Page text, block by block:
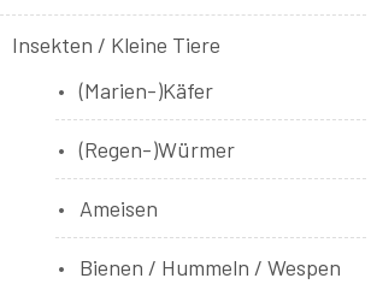
Insekten / Kleine Tiere
(Marien-)Käfer
(Regen-)Würmer
Ameisen
Bienen / Hummeln / Wespen